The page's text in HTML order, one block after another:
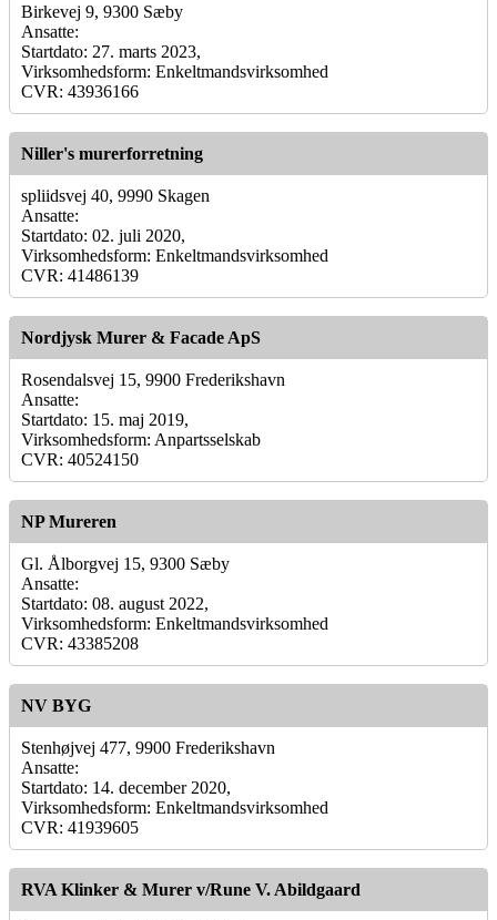
Birkevej 9, 9300 Sæby
Ansatte:
Startdato: 27. marts 2023,
Virksomhedsform: Enkeltmandsvirksomhed
CVR: 43936166
Niller's murerforretning
spliidsvej 40, 9990 Skagen
Ansatte:
Startdato: 02. juli 2020,
Virksomhedsform: Enkeltmandsvirksomhed
CVR: 41486139
Nordjysk Murer & Facade ApS
Rosendalsvej 15, 9900 Frederikshavn
Ansatte:
Startdato: 15. maj 2019,
Virksomhedsform: Anpartsselskab
CVR: 40524150
NP Mureren
Gl. Ålborgvej 15, 9300 Sæby
Ansatte:
Startdato: 08. august 2022,
Virksomhedsform: Enkeltmandsvirksomhed
CVR: 43385208
NV BYG
Stenhøjvej 477, 9900 Frederikshavn
Ansatte:
Startdato: 14. december 2020,
Virksomhedsform: Enkeltmandsvirksomhed
CVR: 41939605
RVA Klinker & Murer v/Rune V. Abildgaard